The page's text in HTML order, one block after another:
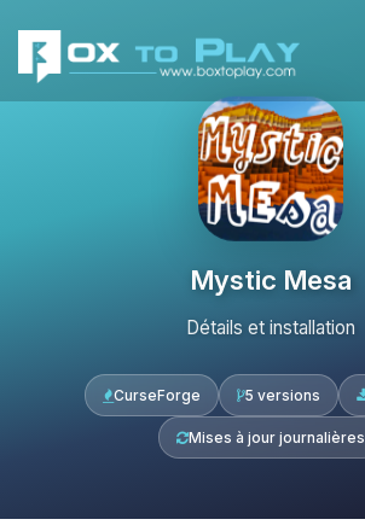
Mystic Mesa
Détails et installation
CurseForge 5 versions
Mises à jour journalières